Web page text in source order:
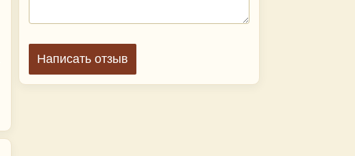
Написать отзыв